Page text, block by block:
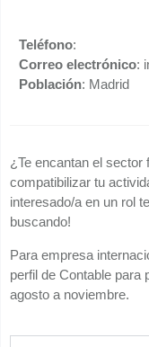
Teléfono:
Correo electrónico:
Población: Madrid
¿Te encantan el sector
compatibilizar tu
interesado/a en un rol
buscando!
Para empresa
perfil de Contable para
agosto a noviembre.